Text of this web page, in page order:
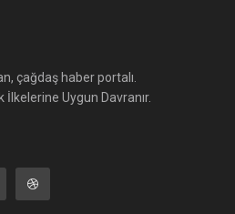
çağdaş haber portalı.
Uygun Davranır.